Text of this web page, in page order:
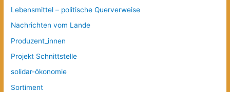
Lebensmittel – politische Querverweise
Nachrichten vom Lande
Produzent_innen
Projekt Schnittstelle
solidar-ökonomie
Sortiment